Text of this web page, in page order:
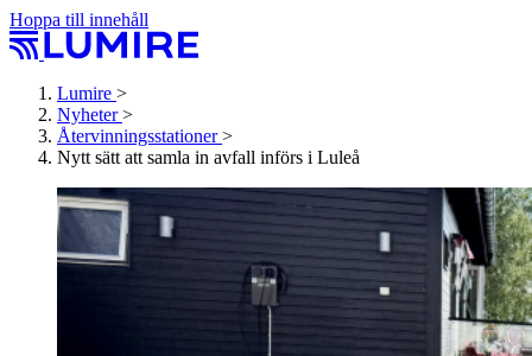
Hoppa till innehåll
Lumire >
Nyheter >
Återvinningsstationer >
Nytt sätt att samla in avfall införs i Luleå